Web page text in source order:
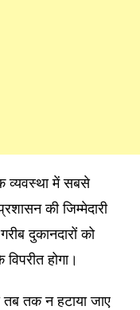
व्यवस्था में सबसे
की जिम्मेदारी
दुकानदारों को
होगा।
तब तक न हटाया जाए